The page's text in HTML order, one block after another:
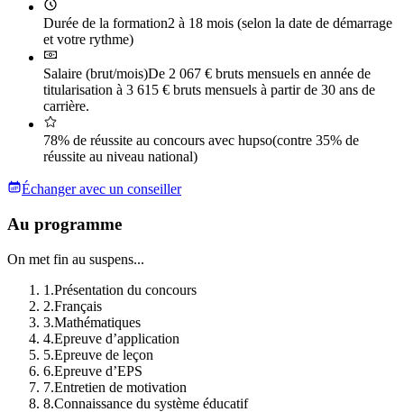
Durée de la formation2 à 18 mois (selon la date de démarrage
et votre rythme)
Salaire (brut/mois)De 2 067 € bruts mensuels en année de
titularisation à 3 615 € bruts mensuels à partir de 30 ans de
carrière.
78% de réussite au concours avec hupso(contre 35% de
réussite au niveau national)
Échanger avec un conseiller
Au programme
On met fin au suspens...
1 .Présentation du concours
2.Français
3.Mathématiques
4.Epreuve d’application
5.Epreuve de leçon
6.Epreuve d’EPS
7.Entretien de motivation
8.Connaissance du système éducatif